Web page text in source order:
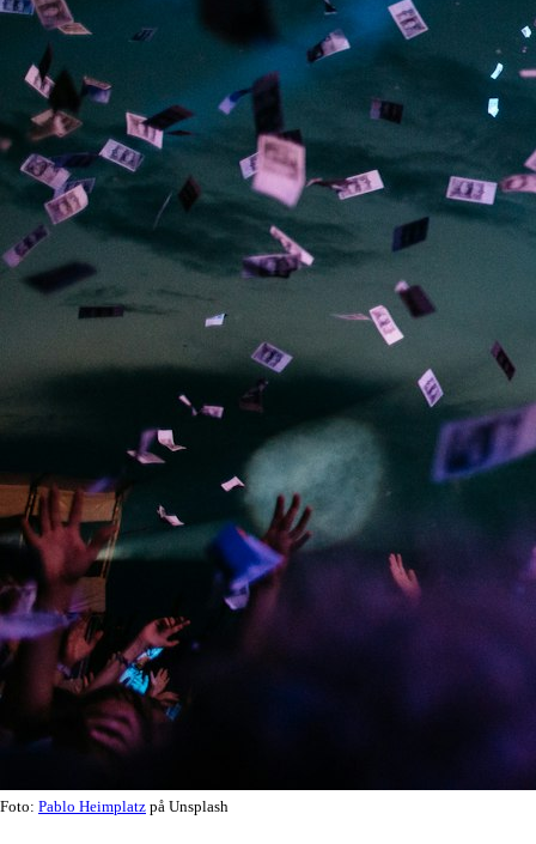
Foto: Pablo Heimplatz på Unsplash